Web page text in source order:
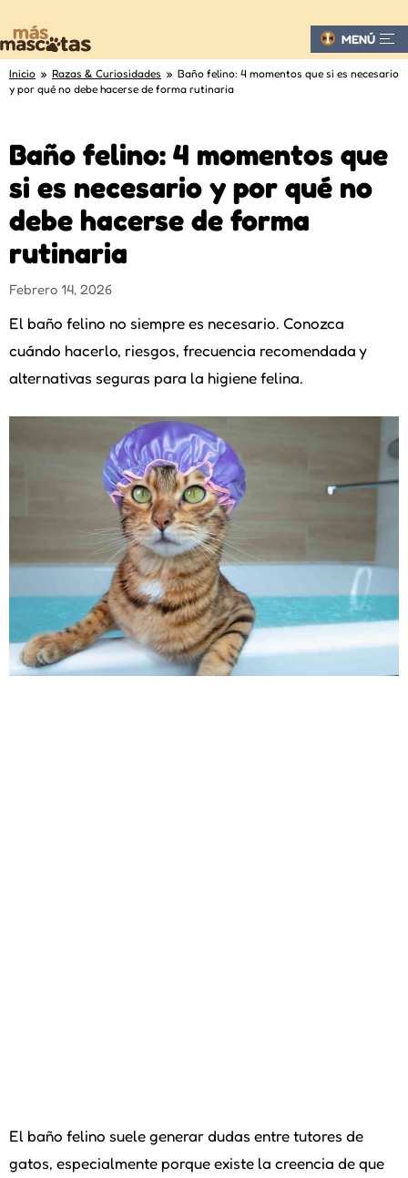
MENÚ
Inicio » Razas & Curiosidades » Baño felino: 4 momentos que si es necesario
y por qué no debe hacerse de forma rutinaria
Baño felino: 4 momentos que
si es necesario y por qué no
debe hacerse de forma
rutinaria
Febrero 14, 2026
El baño felino no siempre es necesario. Conozca
cuándo hacerlo, riesgos, frecuencia recomendada y
alternativas seguras para la higiene felina.
El baño felino suele generar dudas entre tutores de
gatos, especialmente porque existe la creencia de que